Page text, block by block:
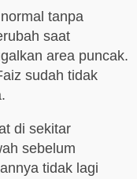
tanpa
saat
area puncak.
sudah tidak
di sekitar
sebelum
tidak lagi